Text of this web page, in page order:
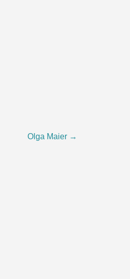
Olga Maier →